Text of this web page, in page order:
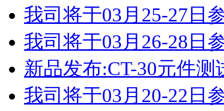
我司将于03月25-27日
我司将于03月26-28日
新品发布:CT-30元件测
我司将于03月20-22日